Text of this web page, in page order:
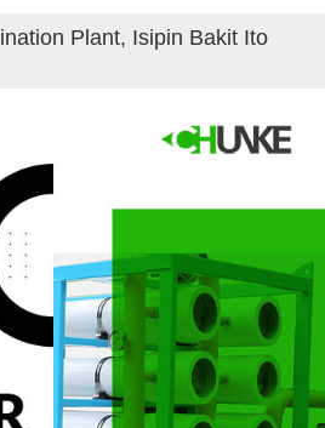
Plant, Isipin Bakit Ito